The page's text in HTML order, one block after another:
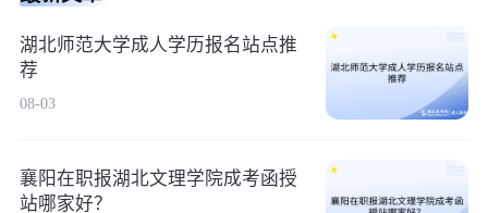
湖北师范大学成人学历报名站点推
荐
08-03
襄阳在职报湖北文理学院成考函授
站哪家好？